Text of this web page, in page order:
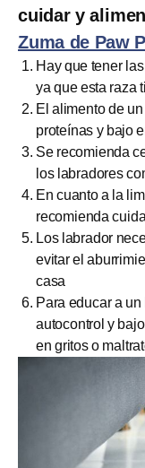
cuidar y
Zuma de Paw
Hay que tener
ya que esta raza
El alimento de
proteínas y bajo
Se recomienda
los labradores
En cuanto a la
recomienda
Los labrador
evitar el
casa
Para educar a
autocontrol y
en gritos o